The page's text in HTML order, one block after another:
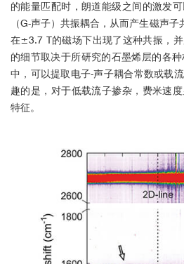
的能量匹配时，朗道能级之间的激发
（G-声子）共振耦合，从而产生磁声子
在±3.7 T的磁场下出现了这种共振，
的细节取决于所研究的石墨烯层的各
中，可以提取电子-声子耦合常数或载
趣的是，对于低载流子掺杂，费米速
特征。